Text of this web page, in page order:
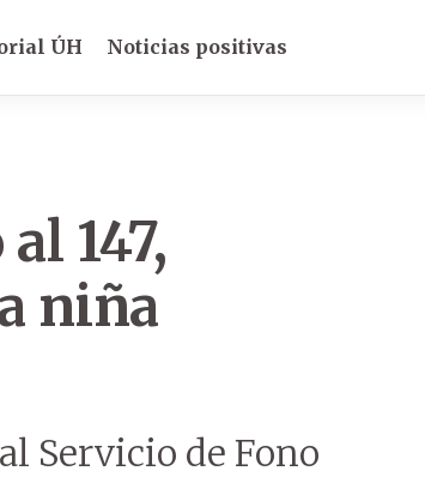
ÚH Noticias positivas
147,
niña
Servicio de Fono